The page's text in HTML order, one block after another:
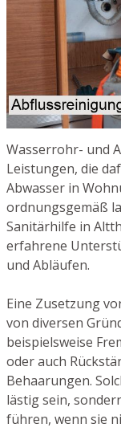
Wasserrohr- und
Leistungen, die
Abwasser in
ordnungsgemäß
Sanitärhilfe in
erfahrene
und Abläufen.
Eine Zusetzung
von diversen
beispielsweise
oder auch
Behaarungen.
lästig sein,
führen, wenn sie